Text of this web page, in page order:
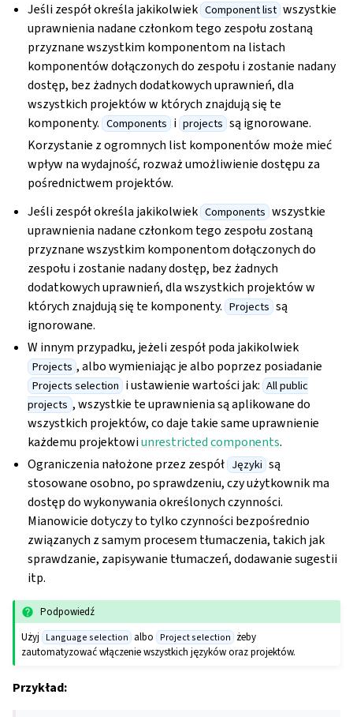
Jeśli zespół określa jakikolwiek Component list wszystkie
uprawnienia nadane członkom tego zespołu zostaną
przyznane wszystkim komponentom na listach
komponentów dołączonych do zespołu i zostanie nadany
dostęp, bez żadnych dodatkowych uprawnień, dla
wszystkich projektów w których znajdują się te
komponenty. Components i projects są ignorowane.
Korzystanie z ogromnych list komponentów może mieć
wpływ na wydajność, rozważ umożliwienie dostępu za
pośrednictwem projektów.
Jeśli zespół określa jakikolwiek Components wszystkie
uprawnienia nadane członkom tego zespołu zostaną
przyznane wszystkim komponentom dołączonych do
zespołu i zostanie nadany dostęp, bez żadnych
dodatkowych uprawnień, dla wszystkich projektów w
których znajdują się te komponenty. Projects są
ignorowane.
W innym przypadku, jeżeli zespół poda jakikolwiek
Projects , albo wymieniając je albo poprzez posiadanie
Projects selection i ustawienie wartości jak: All public
projects , wszystkie te uprawnienia są aplikowane do
wszystkich projektów, co daje takie same uprawnienie
każdemu projektowiunrestricted components.
Ograniczenia nałożone przez zespół Języki są
stosowane osobno, po sprawdzeniu, czy użytkownik ma
dostęp do wykonywania określonych czynności.
Mianowicie dotyczy to tylko czynności bezpośrednio
związanych z samym procesem tłumaczenia, takich jak
sprawdzanie, zapisywanie tłumaczeń, dodawanie sugestii
itp.
Podpowiedź
Użyj Language selection albo Project selection żeby
zautomatyzować włączenie wszystkich języków oraz projektów.
Przykład: